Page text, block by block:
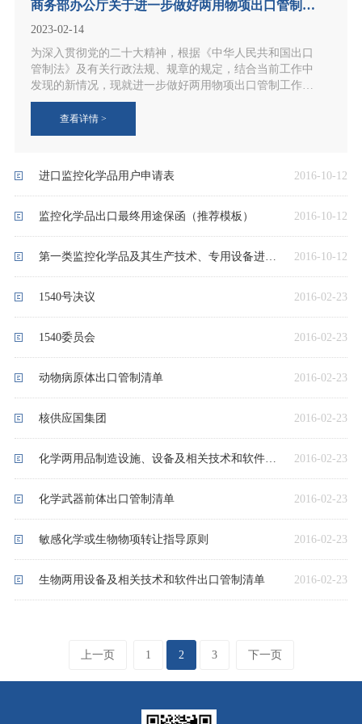
商务部办公厅关于进一步做好两用物项出口管制工作的通知
2023-02-14
为深入贯彻党的二十大精神，根据《中华人民共和国出口
管制法》及有关行政法规、规章的规定，结合当前工作中
发现的新情况，现就进一步做好两用物项出口管制工作通
知如下：
查看详情 >
2016-10-12
进口监控化学品用户申请表
2016-10-12
监控化学品出口最终用途保函（推荐模板）
2016-10-12
第一类监控化学品及其生产技术、专用设备进出口审核以及第二、三类监控化学品及其生产技术、专用设备进出口审批 办事指南
2016-02-23
1540号决议
2016-02-23
1540委员会
2016-02-23
动物病原体出口管制清单
2016-02-23
核供应国集团
2016-02-23
化学两用品制造设施、设备及相关技术和软件出口管制清单
2016-02-23
化学武器前体出口管制清单
2016-02-23
敏感化学或生物物项转让指导原则
2016-02-23
生物两用设备及相关技术和软件出口管制清单
上一页 1 2 3 下一页